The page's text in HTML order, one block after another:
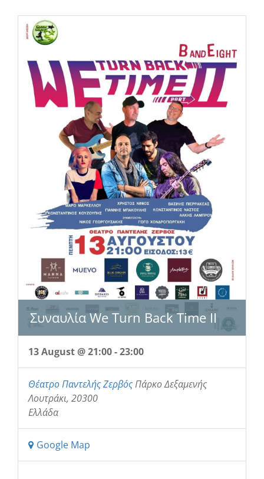
Συναυλία We Turn Back Time II
13 August @ 21:00-23:00
Θέατρο Παντελής ΖερβόςΠάρκο Δεξαμενής
Λουτράκι, 20300
Ελλάδα
Google Map